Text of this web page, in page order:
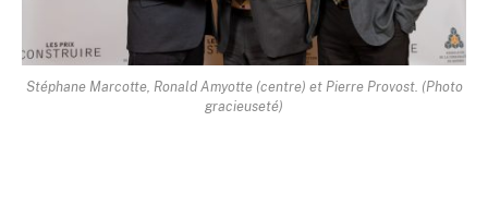
Stéphane Marcotte, Ronald Amyotte (centre) et Pierre Provost. (Photo
gracieuseté)